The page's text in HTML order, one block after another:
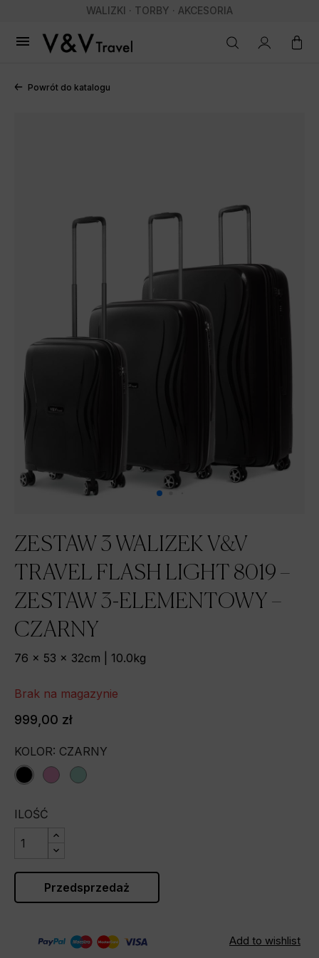
WALIZKI · TORBY · AKCESORIA

Powrót do katalogu
ZESTAW 3 WALIZEK V&V
TRAVEL FLASH LIGHT 8019 –
ZESTAW 3-ELEMENTOWY –
CZARNY
76 x 53 x 32cm | 10.0kg
Brak na magazynie
999,00 zł
KOLOR: CZARNY
blackpink tiffany
ILOŚĆ
Przedsprzedaż